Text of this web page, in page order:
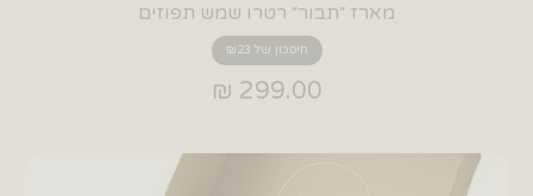
מארז ״תבור״ רטרו שמש תפוזים
חיסכון של ₪23
299.00 ₪